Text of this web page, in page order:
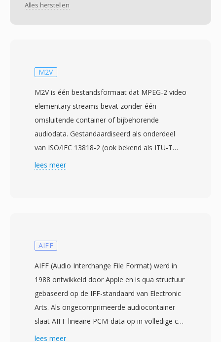
Alles herstellen
M2V
M2V is één bestandsformaat dat MPEG-2 video
elementary streams bevat zonder één
omsluitende container of bijbehorende
audiodata. Gestandaardiseerd als onderdeel
van ISO/IEC 13818-2 (ook bekend als ITU-T
H.262) door de Moving Picture Experts Group
voornamelijk nuttig in professionele
waar video- en audiostreams apart worden
voorbereid en gecodeerd voordat ze worden
gemuxed tot het uiteindelijke
containerformaat. M2V-streams ondersteunen
zowel interlaced als progressive scanmodi bij
lees meer
AIFF
AIFF (Audio Interchange File Format) werd in
1988 ontwikkeld door Apple en is qua structuur
gebaseerd op de IFF-standaard van Electronic
Arts. Als ongecomprimeerde audiocontainer
slaat AIFF lineaire PCM-data op in volledige cd-
kwaliteit — doorgaans 16-bit bij 44,1 kHz —
lees meer